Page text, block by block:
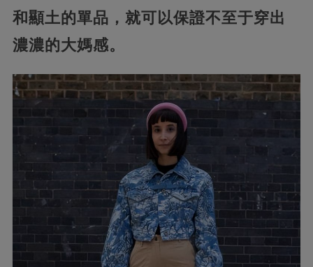
和顯土的單品，就可以保證不至于穿出
濃濃的大媽感。